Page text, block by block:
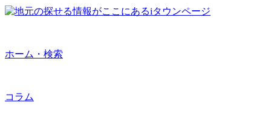
ホーム・検索
コラム